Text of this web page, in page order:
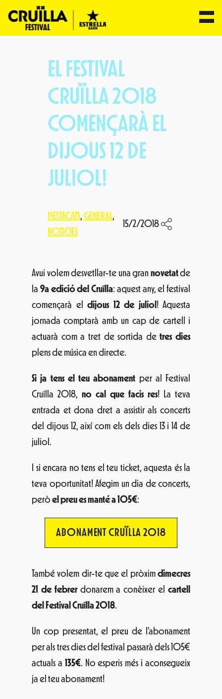
EL FESTIVAL
CRUÏLLA 2018
COMENÇARÀ EL
DIJOUS 12 DE
JULIOL!
DESTACATS, GENERAL
NOTICIES
15/2/2018
Avui volem desvetllar-te una gran novetatde
la 9a edició del Cruïlla: aquest any, el festival
començarà el dijous 12 de juliol ! Aquesta
jornada comptarà amb un cap de cartell i
actuarà com a tret de sortida detres dies
plens de música en directe.
Si ja tens el teu abonament per al Festival
Cruïlla 2018, no cal que facis res! La teva
entrada et dona dret a assistir als concerts
del dijous 12, així com els dels dies 13 i 14 de
juliol.
I si encara no tens el teu ticket, aquesta és la
teva oportunitat! Afegim un dia de concerts,
però el preu es manté a 105€:
ABONAMENT CRUÏLLA 2018
També volem dir-te que el pròxim dimecres
21 de febrerdonarem a conèixer elcartell
del Festival Cruïlla 2018.
Un cop presentat, el preu de l’abonament
per als tres dies del festival passarà dels 105€
actuals a 135€. No esperis més i aconsegueix
ja el teu abonament!